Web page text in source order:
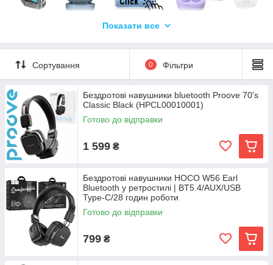
Показати все
Сортування 0 Фільтри
Бездротові навушники bluetooth Proove 70's
Classic Black (HPCL00010001)
Готово до відправки
1 599 ₴
Бездротові навушники HOCO W56 Earl
Bluetooth у ретростилі | BT5.4/AUX/USB
Type-C/28 годин роботи
Готово до відправки
799 ₴